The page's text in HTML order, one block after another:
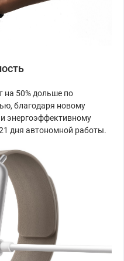
на 50% дольше по
благодаря новому
энергоэффективному
дня автономной работы.